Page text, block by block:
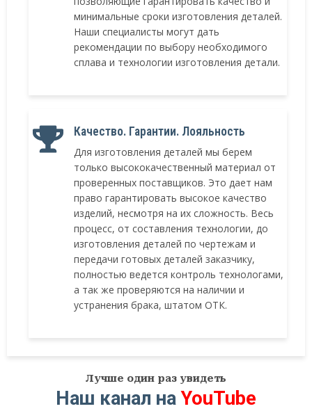
минимальные сроки изготовления деталей.
Наши специалисты могут дать
рекомендации по выбору необходимого
сплава и технологии изготовления детали.
Качество. Гарантии. Лояльность
Для изготовления деталей мы берем
только высококачественный материал от
проверенных поставщиков. Это дает нам
право гарантировать высокое качество
изделий, несмотря на их сложность. Весь
процесс, от составления технологии, до
изготовления деталей по чертежам и
передачи готовых деталей заказчику,
полностью ведется контроль технологами,
а так же проверяются на наличии и
устранения брака, штатом ОТК.
Лучше один раз увидеть
Наш канал на YouTube